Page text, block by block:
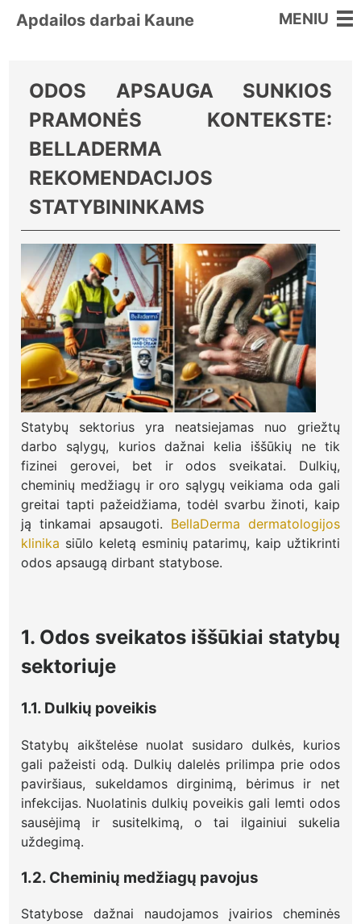
Apdailos darbai Kaune MENIU
ODOS APSAUGA SUNKIOS
PRAMONĖS KONTEKSTE:
BELLADERMA
REKOMENDACIJOS
STATYBININKAMS
Statybų sektorius yra neatsiejamas nuo griežtų
darbo sąlygų, kurios dažnai kelia iššūkių ne tik
fizinei gerovei, bet ir odos sveikatai. Dulkių,
cheminių medžiagų ir oro sąlygų veikiama oda gali
greitai tapti pažeidžiama, todėl svarbu žinoti, kaip
ją tinkamai apsaugoti. BellaDerma dermatologijos
klinika siūlo keletą esminių patarimų, kaip užtikrinti
odos apsaugą dirbant statybose.
1. Odos sveikatos iššūkiai statybų
sektoriuje
1.1. Dulkių poveikis
Statybų aikštelėse nuolat susidaro dulkės, kurios
gali pažeisti odą. Dulkių dalelės prilimpa prie odos
paviršiaus, sukeldamos dirginimą, bėrimus ir net
infekcijas. Nuolatinis dulkių poveikis gali lemti odos
sausėjimą ir susitelkimą, o tai ilgainiui sukelia
uždegimą.
1.2. Cheminių medžiagų pavojus
Statybose dažnai naudojamos įvairios cheminės